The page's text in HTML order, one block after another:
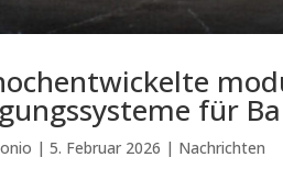
für
|5. Februar 2026 | Nachrichten